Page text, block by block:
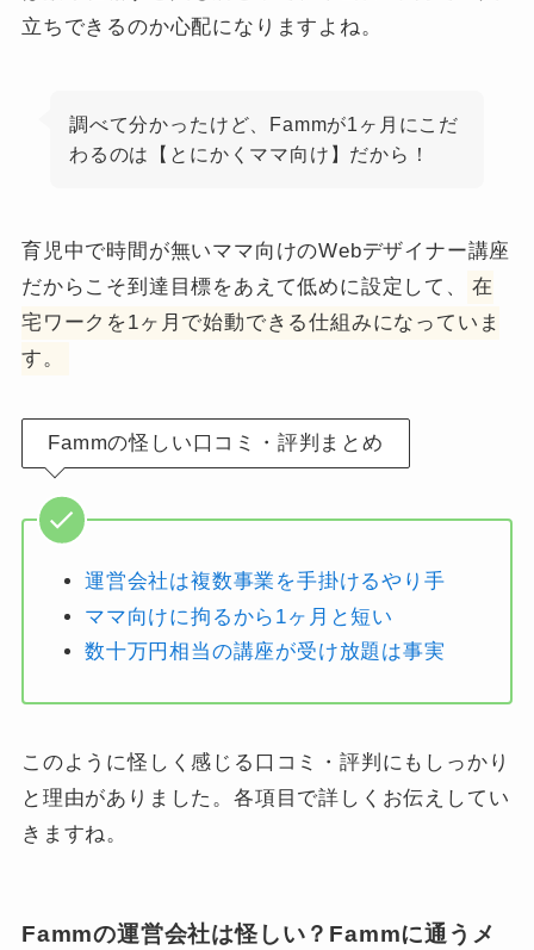
立ちできるのか心配になりますよね。
調べて分かったけど、Fammが1ヶ月にこだ
わるのは【とにかくママ向け】だから！
育児中で時間が無いママ向けのWebデザイナー講座
だからこそ到達目標をあえて低めに設定して、
在
宅ワークを1ヶ月で始動できる仕組みになっていま
す。
Fammの怪しい口コミ・評判まとめ
運営会社は複数事業を手掛けるやり手
ママ向けに拘るから1ヶ月と短い
数十万円相当の講座が受け放題は事実
このように怪しく感じる口コミ・評判にもしっかり
と理由がありました。各項目で詳しくお伝えしてい
きますね。
Fammの運営会社は怪しい？Fammに通うメ